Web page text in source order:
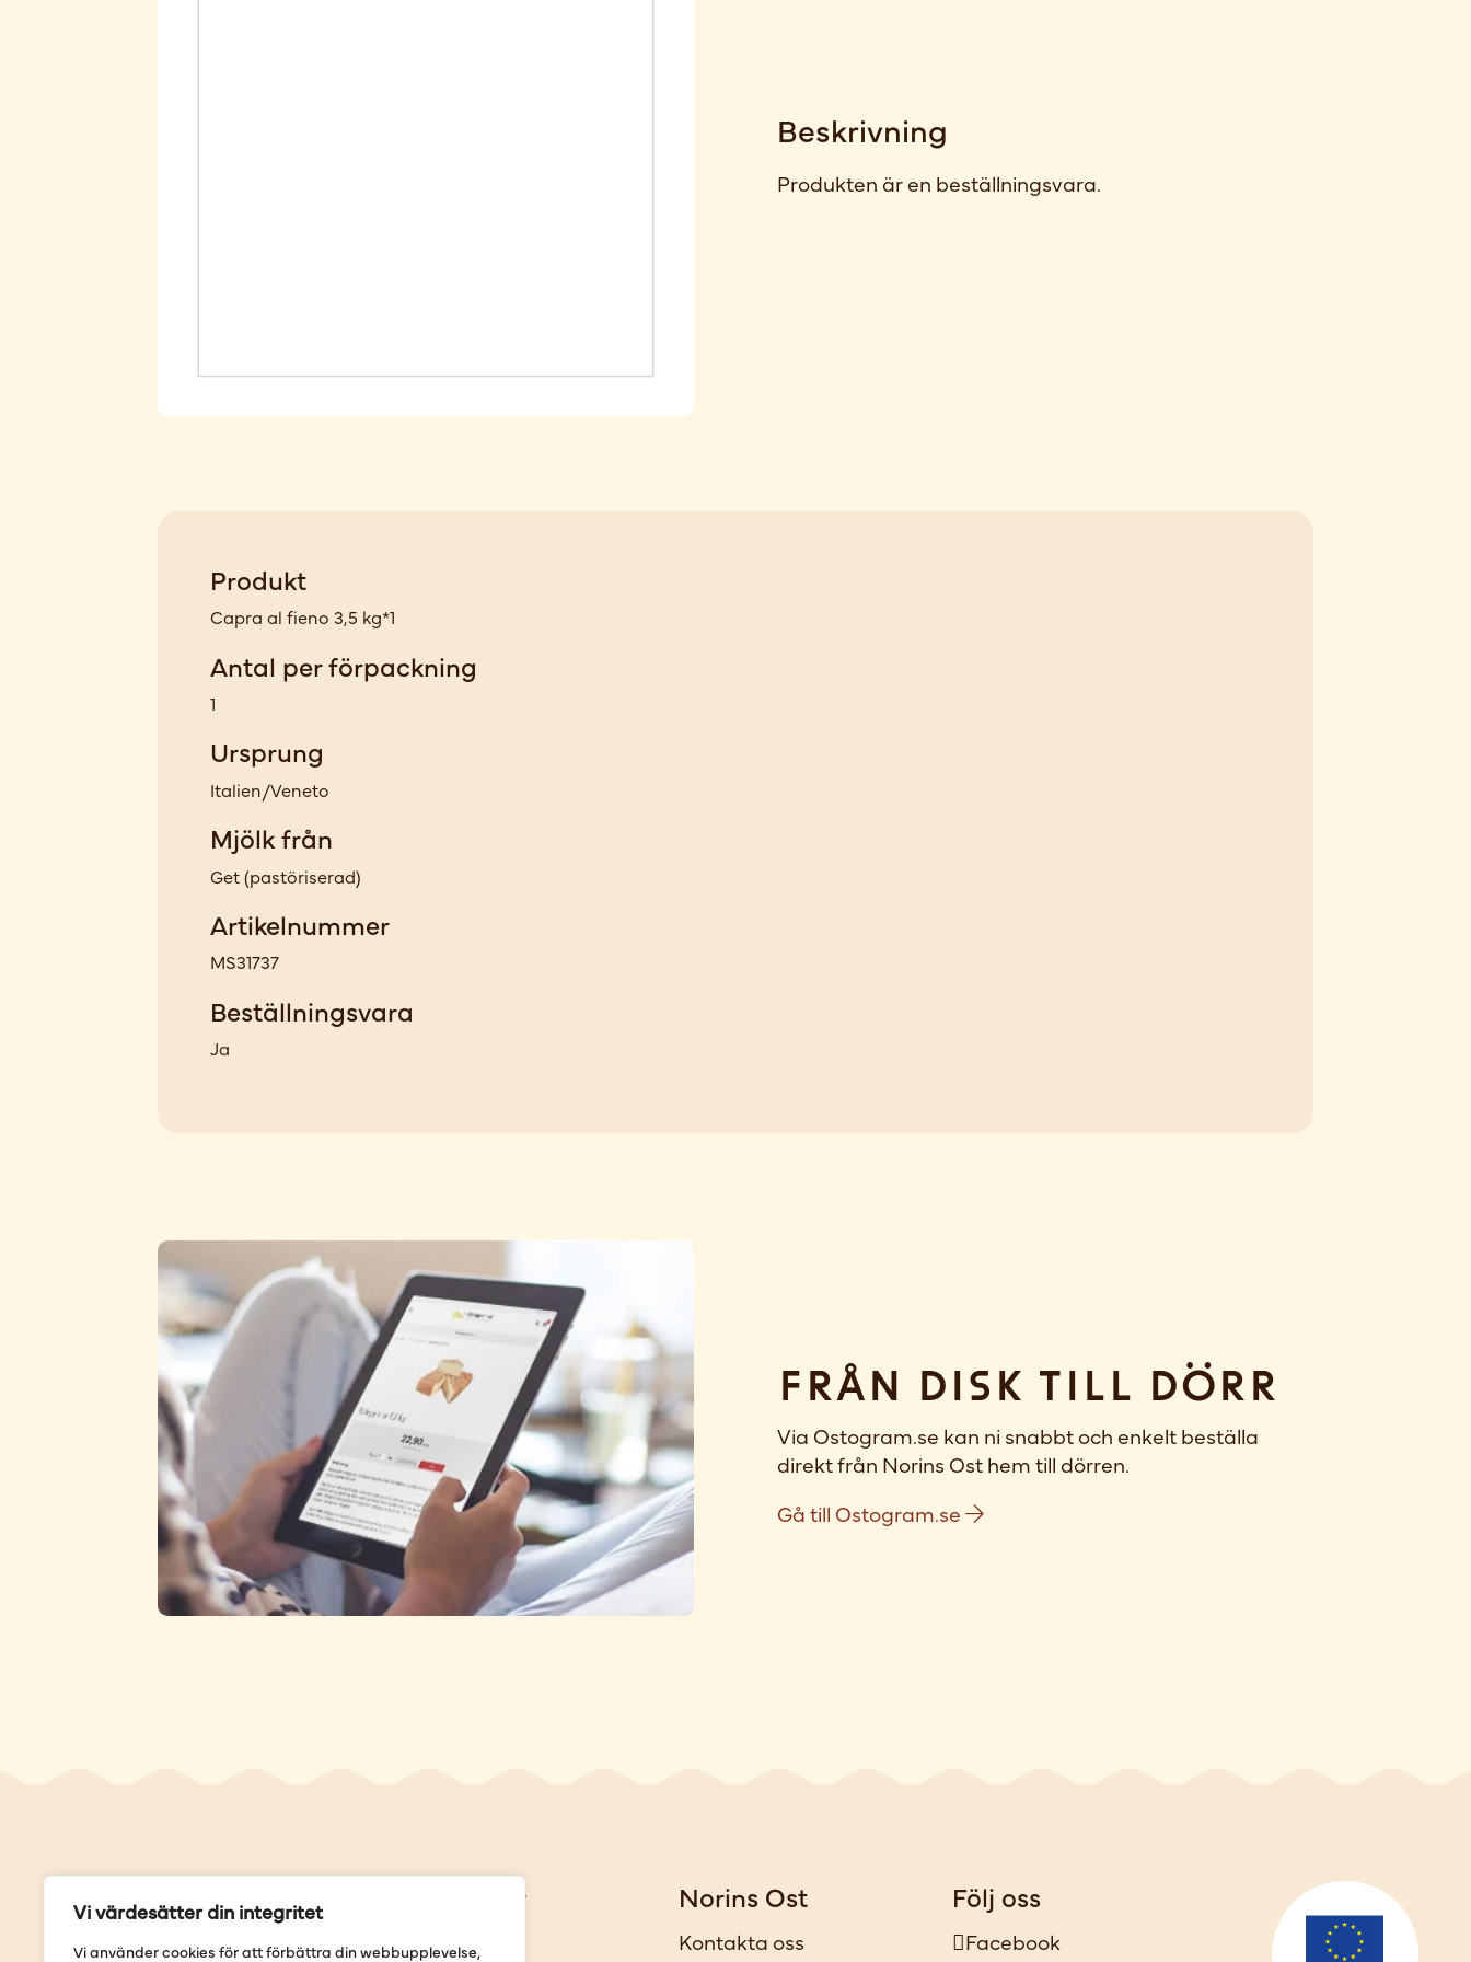
Vi värdesätter din integritet
Vi använder cookies för att förbättra din webbupplevelse,
Beskrivning
Produkten är en beställningsvara.
Produkt
Capra al fieno 3,5 kg*1
Antal per förpackning
1
Ursprung
Italien/Veneto
Mjölk från
Get(pastöriserad)
Artikelnummer
MS31737
Beställningsvara
Ja
Från disk till dörr
Via Ostogram.se kan ni snabbt och enkelt beställa
direkt från Norins Ost hem till dörren.
Gå till Ostogram.se
Genvägar
Våra butiker
Norins Ost
Kontakta oss
Följ oss
Facebook